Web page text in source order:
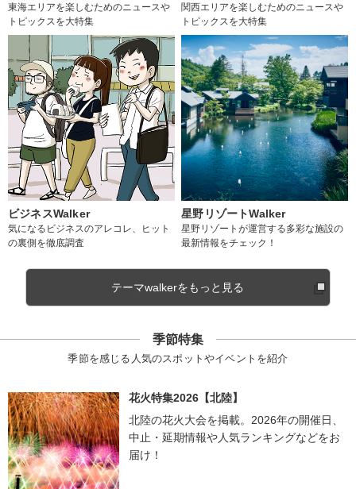
東海エリアを楽しむためのニュースや
トピックスを大特集
関西エリアを楽しむためのニュースや
トピックスを大特集
ビジネスWalker
気になるビジネスのアレコレ、ヒット
の裏側を徹底調査
星野リゾートWalker
星野リゾートが運営する多彩な施設の
最新情報をチェック！
テーマwalkerをもっと見る
季節特集
季節を感じる人気のスポットやイベントを紹介
花火特集2026【北陸】
北陸の花火大会を掲載。2026年の開催日、
中止・延期情報や人気ランキングなどをお
届け！